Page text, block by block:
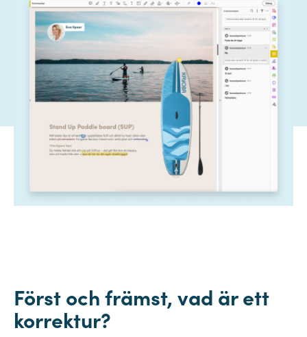
Först och främst, vad är ett
korrektur?